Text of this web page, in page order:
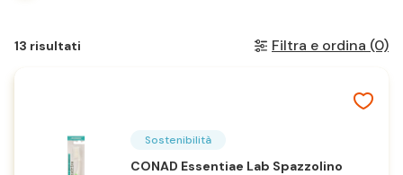
13 risultati Filtra e ordina (0)
Sostenibilità
CONAD Essentiae Lab Spazzolino